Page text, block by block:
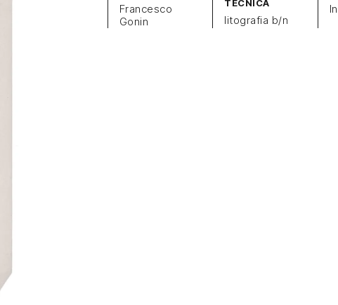
Francesco
Gonin
TECNICA
litografia b/n